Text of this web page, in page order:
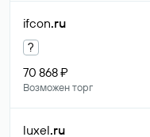
ifcon.ru
?
70 868 ₽
Возможен торг
luxel.ru